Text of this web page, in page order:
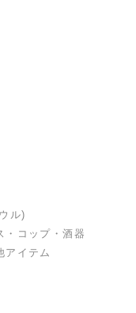
ル)
・コップ・酒器
アイテム